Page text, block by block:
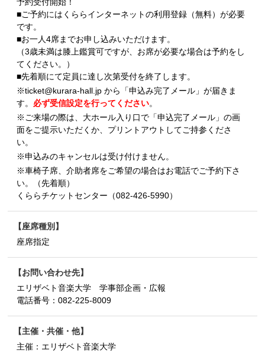
■ご予約にはくららインターネットの利用登録（無料）が必要
です。
■お一人4席までお申し込みいただけます。
（3歳未満は膝上鑑賞可ですが、お席が必要な場合は予約をし
てください。）
■先着順にて定員に達し次第受付を終了します。
※ticket@kurara-hall.jp から「申込み完了メール」が届きま
す。 必ず受信設定を行ってください。
※ご来場の際は、大ホール入り口で「申込完了メール」の画
面をご提示いただくか、プリントアウトしてご持参くださ
い。
※申込みのキャンセルは受け付けません。
※車椅子席、介助者席をご希望の場合はお電話でご予約下さ
い。（先着順）
くららチケットセンター（082-426-5990）
座席種別
座席指定
お問い合わせ先
エリザベト音楽大学 学事部企画・広報
電話番号：082-225-8009
主催・共催・他
主催：エリザベト音楽大学